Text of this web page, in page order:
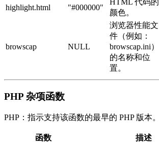
highlight.html "#000000"
颜色。
browscap NULL
浏览器性能文
件（例如：
browscap.ini）
的名称和位
置。
PHP 杂项函数
PHP：指示支持该函数的最早的 PHP 版本。
函数 描述